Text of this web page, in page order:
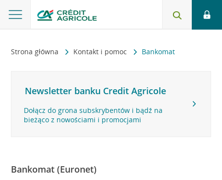
Strona główna Kontakt i pomoc Bankomat
Newsletter banku Credit Agricole
Dołącz do grona subskrybentów i bądź na
bieżąco z nowościami i promocjami
Bankomat (Euronet)